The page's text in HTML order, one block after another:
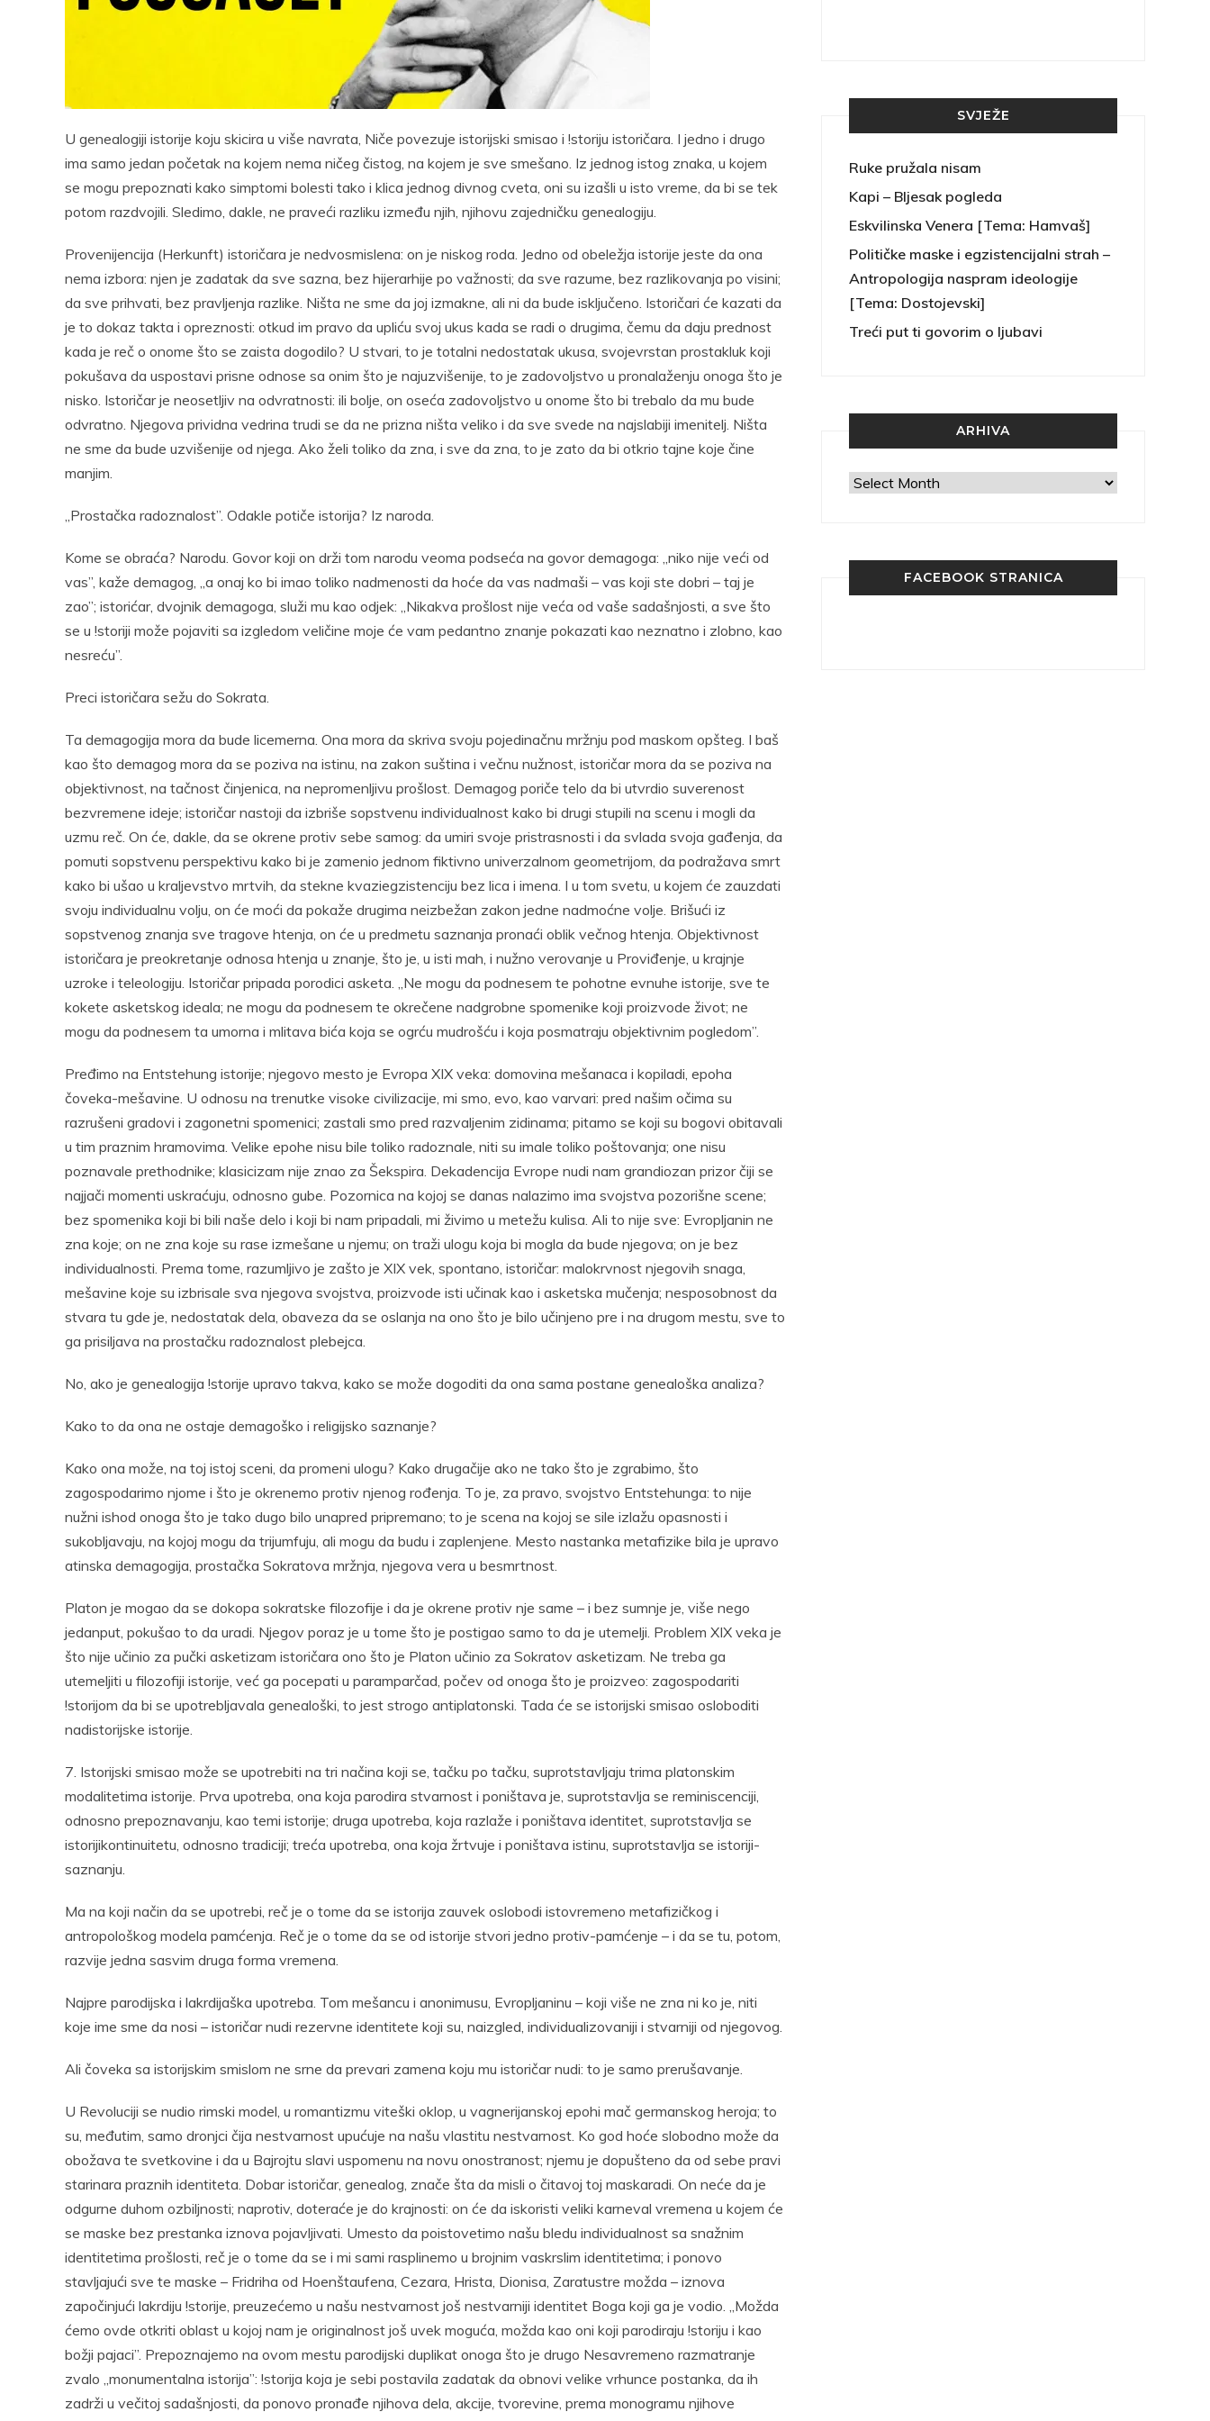
U genealogiji istorije koju skicira u više navrata, Niče povezuje istorijski smisao i !storiju istoričara. I jedno i drugo
ima samo jedan početak na kojem nema ničeg čistog, na kojem je sve smešano. Iz jednog istog znaka, u kojem
se mogu prepoznati kako simptomi bolesti tako i klica jednog divnog cveta, oni su izašli u isto vreme, da bi se tek
potom razdvojili. Sledimo, dakle, ne praveći razliku između njih, njihovu zajedničku genealogiju.
Provenijencija (Herkunft) istoričara je nedvosmislena: on je niskog roda. Jedno od obeležja istorije jeste da ona
nema izbora: njen je zadatak da sve sazna, bez hijerarhije po važnosti; da sve razume, bez razlikovanja po visini;
da sve prihvati, bez pravljenja razlike. Ništa ne sme da joj izmakne, ali ni da bude isključeno. Istoričari će kazati da
je to dokaz takta i opreznosti: otkud im pravo da upliću svoj ukus kada se radi o drugima, čemu da daju prednost
kada je reč o onome što se zaista dogodilo? U stvari, to je totalni nedostatak ukusa, svojevrstan prostakluk koji
pokušava da uspostavi prisne odnose sa onim što je najuzvišenije, to je zadovoljstvo u pronalaženju onoga što je
nisko. Istoričar je neosetljiv na odvratnosti: ili bolje, on oseća zadovoljstvo u onome što bi trebalo da mu bude
odvratno. Njegova prividna vedrina trudi se da ne prizna ništa veliko i da sve svede na najslabiji imenitelj. Ništa
ne sme da bude uzvišenije od njega. Ako želi toliko da zna, i sve da zna, to je zato da bi otkrio tajne koje čine
manjim.
„Prostačka radoznalost”. Odakle potiče istorija? Iz naroda.
Kome se obraća? Narodu. Govor koji on drži tom narodu veoma podseća na govor demagoga: „niko nije veći od
vas”, kaže demagog, ,,a onaj ko bi imao toliko nadmenosti da hoće da vas nadmaši – vas koji ste dobri – taj je
zao”; istorićar, dvojnik demagoga, služi mu kao odjek: „Nikakva prošlost nije veća od vaše sadašnjosti, a sve što
se u !storiji može pojaviti sa izgledom veličine moje će vam pedantno znanje pokazati kao neznatno i zlobno, kao
nesreću”.
Preci istoričara sežu do Sokrata.
Ta demagogija mora da bude licemerna. Ona mora da skriva svoju pojedinačnu mržnju pod maskom opšteg. I baš
kao što demagog mora da se poziva na istinu, na zakon suština i večnu nužnost, istoričar mora da se poziva na
objektivnost, na tačnost činjenica, na nepromenljivu prošlost. Demagog poriče telo da bi utvrdio suverenost
bezvremene ideje; istoričar nastoji da izbriše sopstvenu individualnost kako bi drugi stupili na scenu i mogli da
uzmu reč. On će, dakle, da se okrene protiv sebe samog: da umiri svoje pristrasnosti i da svlada svoja gađenja, da
pomuti sopstvenu perspektivu kako bi je zamenio jednom fiktivno univerzalnom geometrijom, da podražava smrt
kako bi ušao u kraljevstvo mrtvih, da stekne kvaziegzistenciju bez lica i imena. I u tom svetu, u kojem će zauzdati
svoju individualnu volju, on će moći da pokaže drugima neizbežan zakon jedne nadmoćne volje. Brišući iz
sopstvenog znanja sve tragove htenja, on će u predmetu saznanja pronaći oblik večnog htenja. Objektivnost
istoričara je preokretanje odnosa htenja u znanje, što je, u isti mah, i nužno verovanje u Proviđenje, u krajnje
uzroke i teleologiju. Istoričar pripada porodici asketa. „Ne mogu da podnesem te pohotne evnuhe istorije, sve te
kokete asketskog ideala; ne mogu da podnesem te okrečene nadgrobne spomenike koji proizvode život; ne
mogu da podnesem ta umorna i mlitava bića koja se ogrću mudrošću i koja posmatraju objektivnim pogledom”.
Pređimo na Entstehung istorije; njegovo mesto je Evropa XIX veka: domovina mešanaca i kopiladi, epoha
čoveka-mešavine. U odnosu na trenutke visoke civilizacije, mi smo, evo, kao varvari: pred našim očima su
razrušeni gradovi i zagonetni spomenici; zastali smo pred razvaljenim zidinama; pitamo se koji su bogovi obitavali
u tim praznim hramovima. Velike epohe nisu bile toliko radoznale, niti su imale toliko poštovanja; one nisu
poznavale prethodnike; klasicizam nije znao za Šekspira. Dekadencija Evrope nudi nam grandiozan prizor čiji se
najjači momenti uskraćuju, odnosno gube. Pozornica na kojoj se danas nalazimo ima svojstva pozorišne scene;
bez spomenika koji bi bili naše delo i koji bi nam pripadali, mi živimo u metežu kulisa. Ali to nije sve: Evropljanin ne
zna koje; on ne zna koje su rase izmešane u njemu; on traži ulogu koja bi mogla da bude njegova; on je bez
individualnosti. Prema tome, razumljivo je zašto je XIX vek, spontano, istoričar: malokrvnost njegovih snaga,
mešavine koje su izbrisale sva njegova svojstva, proizvode isti učinak kao i asketska mučenja; nesposobnost da
stvara tu gde je, nedostatak dela, obaveza da se oslanja na ono što je bilo učinjeno pre i na drugom mestu, sve to
ga prisiljava na prostačku radoznalost plebejca.
No, ako je genealogija !storije upravo takva, kako se može dogoditi da ona sama postane genealoška analiza?
Kako to da ona ne ostaje demagoško i religijsko saznanje?
Kako ona može, na toj istoj sceni, da promeni ulogu? Kako drugačije ako ne tako što je zgrabimo, što
zagospodarimo njome i što je okrenemo protiv njenog rođenja. To je, za pravo, svojstvo Entstehunga: to nije
nužni ishod onoga što je tako dugo bilo unapred pripremano; to je scena na kojoj se sile izlažu opasnosti i
sukobljavaju, na kojoj mogu da trijumfuju, ali mogu da budu i zaplenjene. Mesto nastanka metafizike bila je upravo
atinska demagogija, prostačka Sokratova mržnja, njegova vera u besmrtnost.
Platon je mogao da se dokopa sokratske filozofije i da je okrene protiv nje same – i bez sumnje je, više nego
jedanput, pokušao to da uradi. Njegov poraz je u tome što je postigao samo to da je utemelji. Problem XIX veka je
što nije učinio za pučki asketizam istoričara ono što je Platon učinio za Sokratov asketizam. Ne treba ga
utemeljiti u filozofiji istorije, već ga pocepati u paramparčad, počev od onoga što je proizveo: zagospodariti
!storijom da bi se upotrebljavala genealoški, to jest strogo antiplatonski. Tada će se istorijski smisao osloboditi
nadistorijske istorije.
7. Istorijski smisao može se upotrebiti na tri načina koji se, tačku po tačku, suprotstavljaju trima platonskim
modalitetima istorije. Prva upotreba, ona koja parodira stvarnost i poništava je, suprotstavlja se reminiscenciji,
odnosno prepoznavanju, kao temi istorije; druga upotreba, koja razlaže i poništava identitet, suprotstavlja se
istorijikontinuitetu, odnosno tradiciji; treća upotreba, ona koja žrtvuje i poništava istinu, suprotstavlja se istoriji-
saznanju.
Ma na koji način da se upotrebi, reč je o tome da se istorija zauvek oslobodi istovremeno metafizičkog i
antropološkog modela pamćenja. Reč je o tome da se od istorije stvori jedno protiv-pamćenje – i da se tu, potom,
razvije jedna sasvim druga forma vremena.
Najpre parodijska i lakrdijaška upotreba. Tom mešancu i anonimusu, Evropljaninu – koji više ne zna ni ko je, niti
koje ime sme da nosi – istoričar nudi rezervne identitete koji su, naizgled, individualizovaniji i stvarniji od njegovog.
Ali čoveka sa istorijskim smislom ne srne da prevari zamena koju mu istoričar nudi: to je samo prerušavanje.
U Revoluciji se nudio rimski model, u romantizmu viteški oklop, u vagnerijanskoj epohi mač germanskog heroja; to
su, međutim, samo dronjci čija nestvarnost upućuje na našu vlastitu nestvarnost. Ko god hoće slobodno može da
obožava te svetkovine i da u Bajrojtu slavi uspomenu na novu onostranost; njemu je dopušteno da od sebe pravi
starinara praznih identiteta. Dobar istoričar, genealog, znače šta da misli o čitavoj toj maskaradi. On neće da je
odgurne duhom ozbiljnosti; naprotiv, doteraće je do krajnosti: on će da iskoristi veliki karneval vremena u kojem će
se maske bez prestanka iznova pojavljivati. Umesto da poistovetimo našu bledu individualnost sa snažnim
identitetima prošlosti, reč je o tome da se i mi sami rasplinemo u brojnim vaskrslim identitetima; i ponovo
stavljajući sve te maske – Fridriha od Hoenštaufena, Cezara, Hrista, Dionisa, Zaratustre možda – iznova
započinjući lakrdiju !storije, preuzećemo u našu nestvarnost još nestvarniji identitet Boga koji ga je vodio. „Možda
ćemo ovde otkriti oblast u kojoj nam je originalnost još uvek moguća, možda kao oni koji parodiraju !storiju i kao
božji pajaci”. Prepoznajemo na ovom mestu parodijski duplikat onoga što je drugo Nesavremeno razmatranje
zvalo „monumentalna istorija”: !storija koja je sebi postavila zadatak da obnovi velike vrhunce postanka, da ih
zadrži u večitoj sadašnjosti, da ponovo pronađe njihova dela, akcije, tvorevine, prema monogramu njihove
Pocket
Email Print
SVJEŽE
Ruke pružala nisam
Kapi – Bljesak pogleda
Eskvilinska Venera [Tema: Hamvaš]
Političke maske i egzistencijalni strah –
Antropologija naspram ideologije
[Tema: Dostojevski]
Treći put ti govorim o ljubavi
ARHIVA
Arhiva
FACEBOOK STRANICA